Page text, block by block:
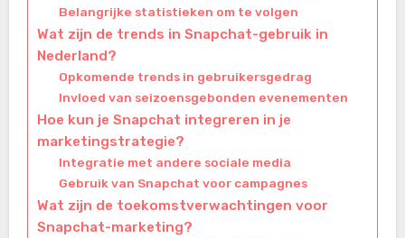
Belangrijke statistieken om te volgen
Wat zijn de trends in Snapchat-gebruik in
Nederland?
Opkomende trends in gebruikersgedrag
Invloed van seizoensgebonden evenementen
Hoe kun je Snapchat integreren in je
marketingstrategie?
Integratie met andere sociale media
Gebruik van Snapchat voor campagnes
Wat zijn de toekomstverwachtingen voor
Snapchat-marketing?